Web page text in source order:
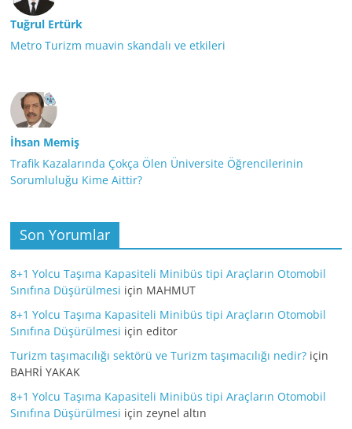
Tuğrul Ertürk
Metro Turizm muavin skandalı ve etkileri
İhsan Memiş
Trafik Kazalarında Çokça Ölen Üniversite Öğrencilerinin
Sorumluluğu Kime Aittir?
Son Yorumlar
8+1 Yolcu Taşıma Kapasiteli Minibüs tipi Araçların Otomobil
Sınıfına Düşürülmesi için MAHMUT
8+1 Yolcu Taşıma Kapasiteli Minibüs tipi Araçların Otomobil
Sınıfına Düşürülmesi içineditor
Turizm taşımacılığı sektörü ve Turizm taşımacılığı nedir? için
BAHRİ YAKAK
8+1 Yolcu Taşıma Kapasiteli Minibüs tipi Araçların Otomobil
Sınıfına Düşürülmesi içinzeynel altın